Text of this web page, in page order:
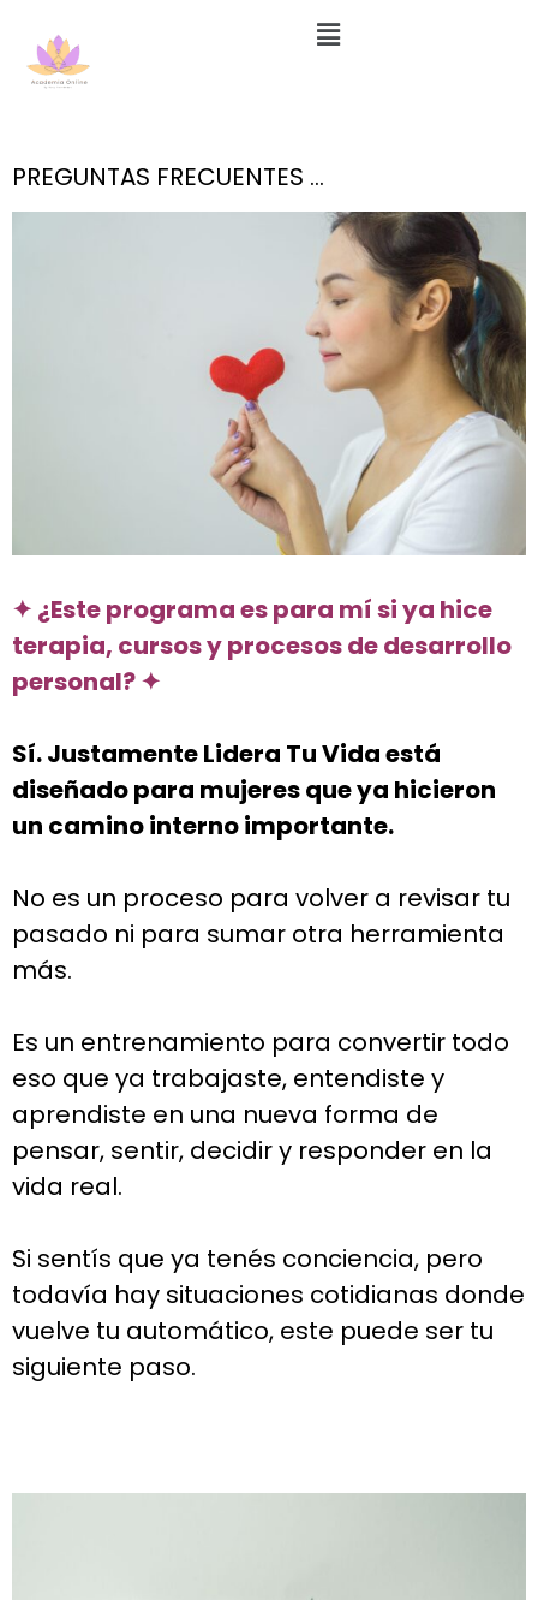
Menú
PREGUNTAS FRECUENTES …
✦ ¿Este programa es para mí si ya hice
terapia, cursos y procesos de desarrollo
personal?✦
Sí. Justamente Lidera Tu Vida está
diseñado para mujeres que ya hicieron
un camino interno importante.
No es un proceso para volver a revisar tu
pasado ni para sumar otra herramienta
más.
Es un entrenamiento para convertir todo
eso que ya trabajaste, entendiste y
aprendiste en una nueva forma de
pensar, sentir, decidir y responder en la
vida real.
Si sentís que ya tenés conciencia, pero
todavía hay situaciones cotidianas donde
vuelve tu automático, este puede ser tu
siguiente paso.